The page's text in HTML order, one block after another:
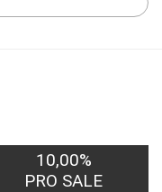
10,00%
PRO SALE